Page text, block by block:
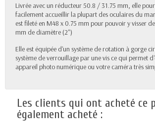
Livrée avec un réducteur 50.8 / 31.75 mm, elle
facilement accueillir la plupart des oculaires du
est fileté en M48 x 0.75 mm pour pouvoir y visser
mm de diamètre (2")
Elle est équipée d'un système de rotation à gorge
système de verrouillage par une vis ce qui permet d'
appareil photo numérique ou votre caméra très
Les clients qui ont acheté ce
également acheté :